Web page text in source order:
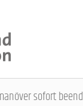
sofort